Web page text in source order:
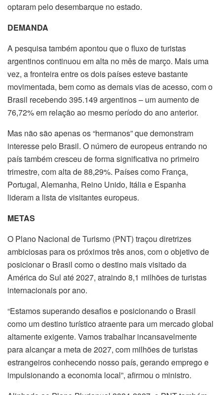
optaram pelo desembarque no estado.
DEMANDA
A pesquisa também apontou que o fluxo de turistas
argentinos continuou em alta no mês de março. Mais uma
vez, a fronteira entre os dois países esteve bastante
movimentada, bem como as demais vias de acesso, com o
Brasil recebendo 395.149 argentinos – um aumento de
76,72% em relação ao mesmo período do ano anterior.
Mas não são apenas os “hermanos” que demonstram
interesse pelo Brasil. O número de europeus entrando no
país também cresceu de forma significativa no primeiro
trimestre, com alta de 88,29%. Países como França,
Portugal, Alemanha, Reino Unido, Itália e Espanha
lideram a lista de visitantes europeus.
METAS
O Plano Nacional de Turismo (PNT) traçou diretrizes
ambiciosas para os próximos três anos, com o objetivo de
posicionar o Brasil como o destino mais visitado da
América do Sul até 2027, atraindo 8,1 milhões de turistas
internacionais por ano.
“Estamos superando desafios e posicionando o Brasil
como um destino turístico atraente para um mercado global
altamente exigente. Vamos trabalhar incansavelmente
para alcançar a meta de 2027, com milhões de turistas
estrangeiros conhecendo nosso país, gerando emprego e
impulsionando a economia local”, afirmou o ministro.